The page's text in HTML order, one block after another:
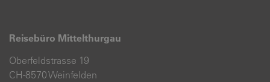
Reisebüro Mittelthurgau
Oberfeldstrasse 19
CH-8570 Weinfelden